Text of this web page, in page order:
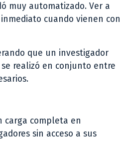
muy automatizado. Ver a
cuando vienen con
que un investigador
realizó en conjunto entre
carga completa en
sin acceso a sus